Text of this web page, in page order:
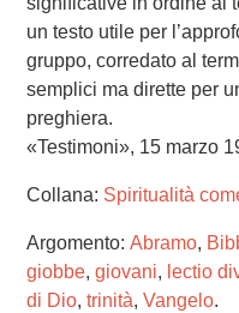
un testo utile per
gruppo, corredato al
semplici ma dirette per
preghiera.
«Testimoni», 15 marzo
Collana: Spiritualità
Argomento: Abramo,
giobbe, giovani, lectio
di Dio, trinità, Vangelo.